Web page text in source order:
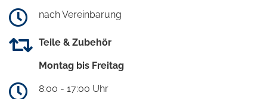
nach Vereinbarung
Teile & Zubehör
Montag bis Freitag
8:00 - 17:00 Uhr